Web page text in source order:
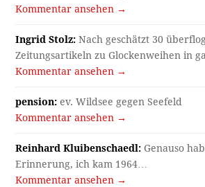
Kommentar ansehen →
Ingrid Stolz: Nach geschätzt 30
Zeitungsartikeln zu Glockenweihen in
Kommentar ansehen →
pension: ev. Wildsee gegen Seefeld
Kommentar ansehen →
Reinhard Kluibenschaedl: Genauso
Erinnerung, ich kam 1964…
Kommentar ansehen →